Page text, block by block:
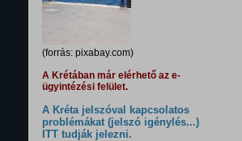
(forrás: pixabay.com)
A Krétában már elérhető az e-
ügyintézési felület.
A Kréta jelszóval kapcsolatos
problémákat (jelszó igénylés...)
ITT tudják jelezni.